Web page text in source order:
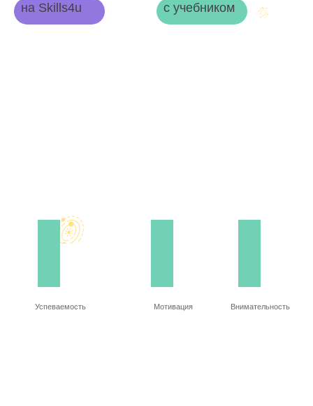
на Skills4u
с учебником
Успеваемость Мотивация Внимательность